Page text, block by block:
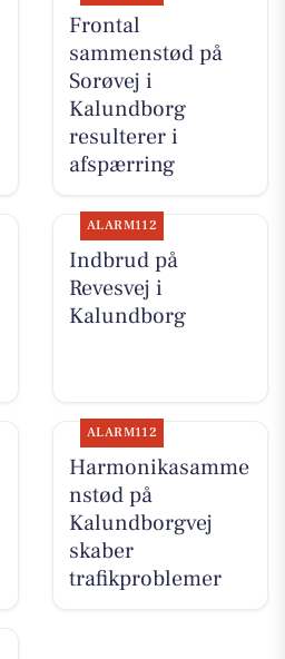
Frontal
sammenstød på
Sorøvej i
Kalundborg
resulterer i
afspærring
ALARM112
Indbrud på
Revesvej i
Kalundborg
ALARM112
Harmonikasamme
nstød på
Kalundborgvej
skaber
trafikproblemer